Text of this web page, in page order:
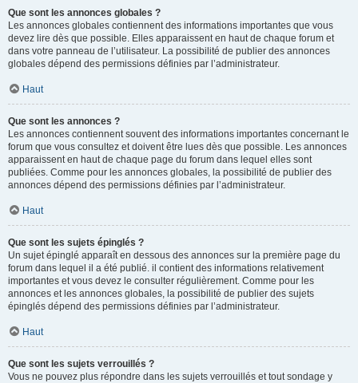
Que sont les annonces globales ?
Les annonces globales contiennent des informations importantes que vous
devez lire dès que possible. Elles apparaissent en haut de chaque forum et
dans votre panneau de l’utilisateur. La possibilité de publier des annonces
globales dépend des permissions définies par l’administrateur.
Haut
Que sont les annonces ?
Les annonces contiennent souvent des informations importantes concernant le
forum que vous consultez et doivent être lues dès que possible. Les annonces
apparaissent en haut de chaque page du forum dans lequel elles sont
publiées. Comme pour les annonces globales, la possibilité de publier des
annonces dépend des permissions définies par l’administrateur.
Haut
Que sont les sujets épinglés ?
Un sujet épinglé apparaît en dessous des annonces sur la première page du
forum dans lequel il a été publié. il contient des informations relativement
importantes et vous devez le consulter régulièrement. Comme pour les
annonces et les annonces globales, la possibilité de publier des sujets
épinglés dépend des permissions définies par l’administrateur.
Haut
Que sont les sujets verrouillés ?
Vous ne pouvez plus répondre dans les sujets verrouillés et tout sondage y